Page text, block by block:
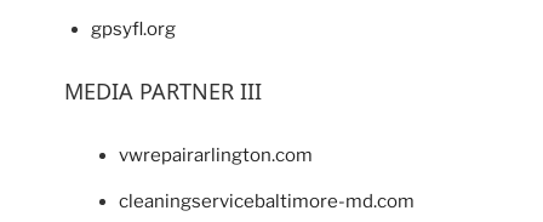
gpsyfl.org
MEDIA PARTNER III
vwrepairarlington.com
cleaningservicebaltimore-md.com